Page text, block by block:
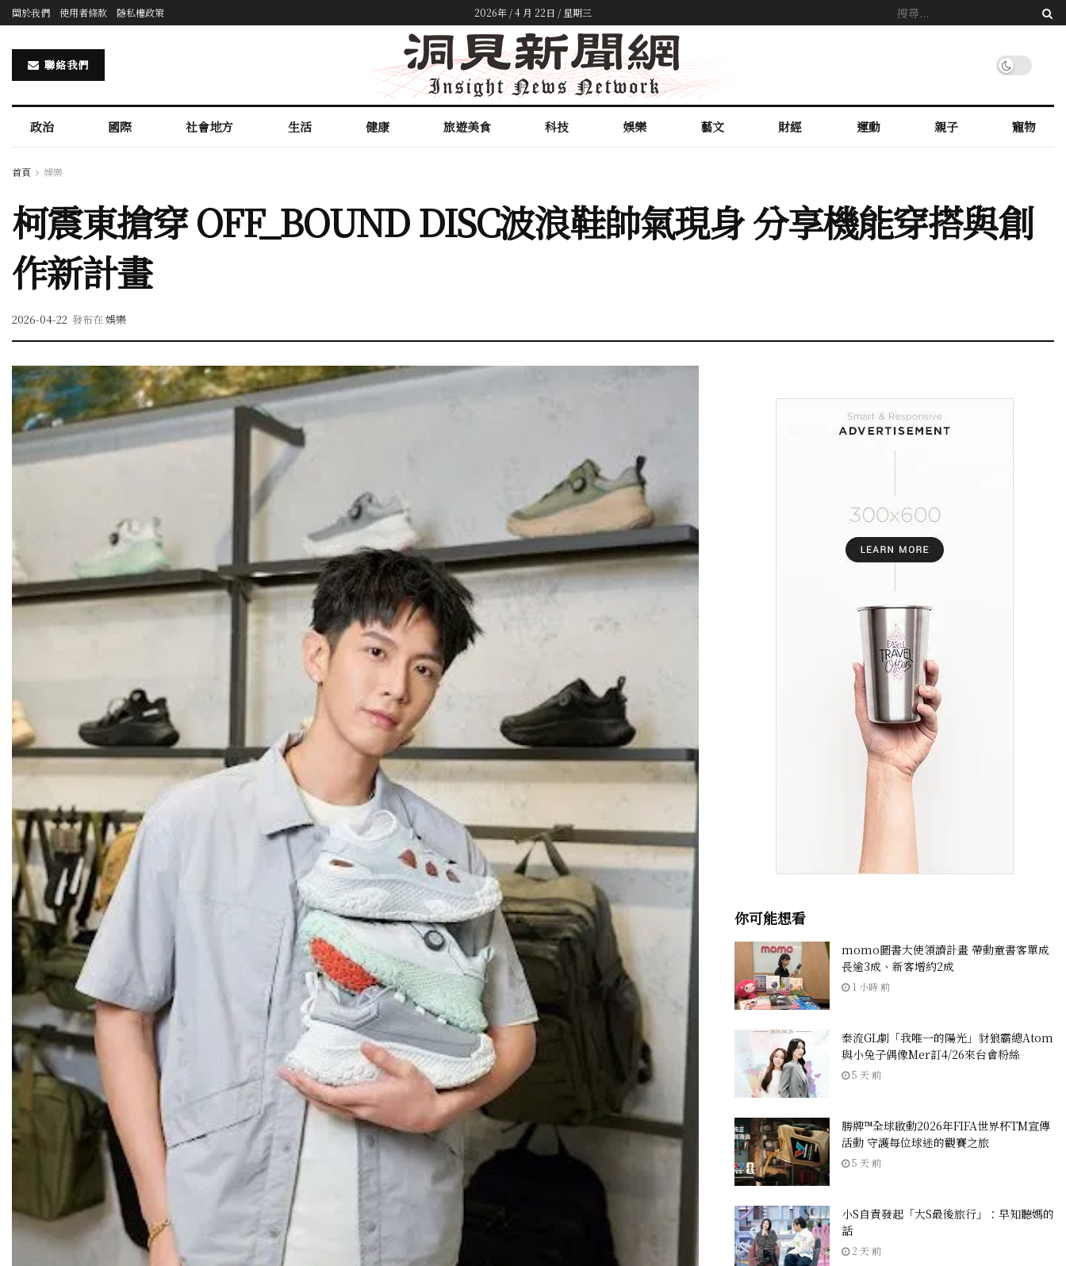
關於我們 使用者條款 隱私權政策 2026年 / 4 月 22日 / 星期三
聯絡我們
政治 國際 社會地方 生活 健康 旅遊美食 科技 娛樂 藝文 財經 運動 親子 寵物
首頁 娛樂
柯震東搶穿 OFF_BOUND DISC波浪鞋帥氣現身 分享機能穿搭與創
作新計畫
2026-04-22 發布在娛樂
你可能想看
momo圖書大使領讀計畫 帶動童書客單成
長逾3成、新客增約2成
1 小時 前
泰流GL劇「我唯一的陽光」豺狼霸總Atom
與小兔子偶像Mer訂4/26來台會粉絲
5 天 前
勝牌™全球啟動2026年FIFA世界杯TM宣傳
活動 守護每位球迷的觀賽之旅
5 天 前
小S自責發起「大S最後旅行」：早知聽媽的
話
2 天 前